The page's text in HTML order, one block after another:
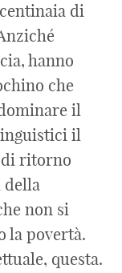
di
hanno
che
il
il
ritorno
della
non si
la povertà.
questa.